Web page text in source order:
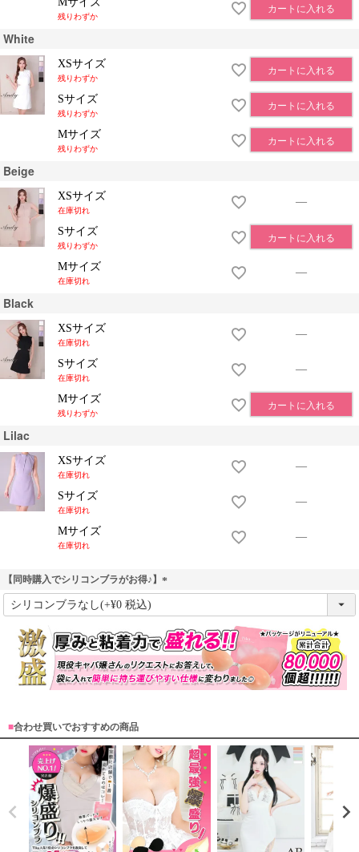
残りわずか
カートに入れる
White
XSサイズ
残りわずか
カートに入れる
Sサイズ
残りわずか
カートに入れる
Mサイズ
残りわずか
カートに入れる
Beige
XSサイズ
在庫切れ
—
Sサイズ
残りわずか
カートに入れる
Mサイズ
在庫切れ
—
Black
XSサイズ
在庫切れ
—
Sサイズ
在庫切れ
—
Mサイズ
残りわずか
カートに入れる
Lilac
XSサイズ
在庫切れ
—
Sサイズ
在庫切れ
—
Mサイズ
在庫切れ
—
【同時購入でシリコンブラがお得♪】
(
)
■合わせ買いでおすすめの商品